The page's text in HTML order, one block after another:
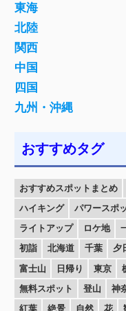
東海
北陸
関西
中国
四国
九州・沖縄
おすすめタグ
おすすめスポットまとめ
ハイキング
パワースポ
ライトアップ
ロケ地
初詣
北海道 千葉 夕
富士山
日帰り 東京
無料スポット
登山 神
紅葉
絶景 自然 花